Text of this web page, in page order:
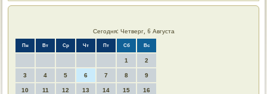
Сегодня: Четверг, 6 Августа
Пн Вт Ср Чт Пт Сб Вс
1 2
3 4 5 6 7 8 9
10 11 12 13 14 15 16